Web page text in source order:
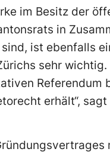
im Besitz der
in
ist ebenfalls
sehr
Referendum
erhält“,